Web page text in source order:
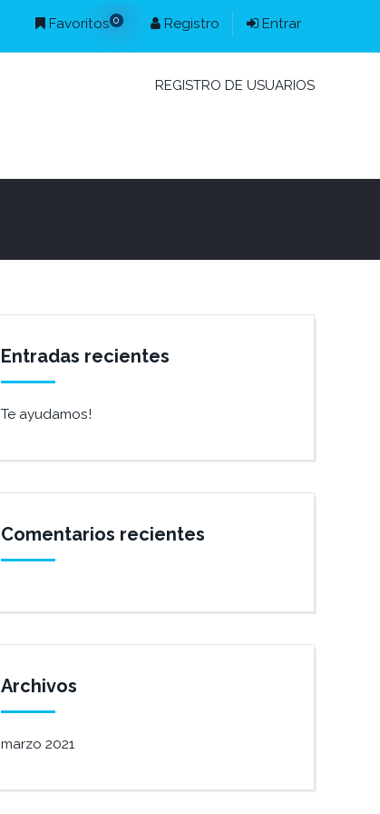
Favoritos 0 Registro Entrar
REGISTRO DE USUARIOS
Entradas recientes
Te ayudamos!
Comentarios recientes
Archivos
marzo 2021